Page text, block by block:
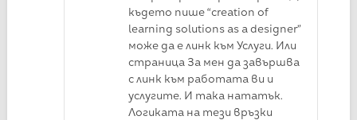
където пише “creation of
learning solutions as a designer”
може да е линк към Услуги. Или
страница За мен да завършва
с линк към работата ви и
услугите. И така нататък.
Логиката на тези връзки